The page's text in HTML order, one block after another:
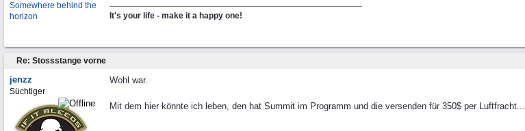
Somewhere behind the
horizon
It's your life - make it a happy one!
Re: Stossstange vorne
jenzz
Süchtiger
Wohl war.
Mit dem hier könnte ich leben, den hat Summit im Programm und die versenden für 350$ per Luftfracht...